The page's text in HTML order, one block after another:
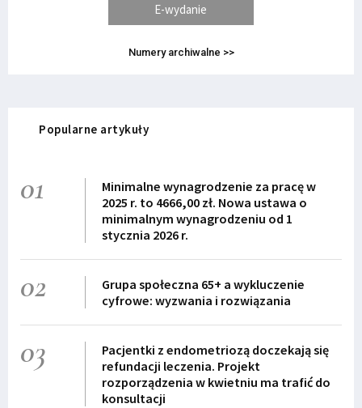
E-wydanie
Numery archiwalne >>
Popularne artykuły
01
Minimalne wynagrodzenie za pracę w
2025 r. to 4666,00 zł. Nowa ustawa o
minimalnym wynagrodzeniu od 1
stycznia 2026 r.
02
Grupa społeczna 65+ a wykluczenie
cyfrowe: wyzwania i rozwiązania
03
Pacjentki z endometriozą doczekają się
refundacji leczenia. Projekt
rozporządzenia w kwietniu ma trafić do
konsultacji